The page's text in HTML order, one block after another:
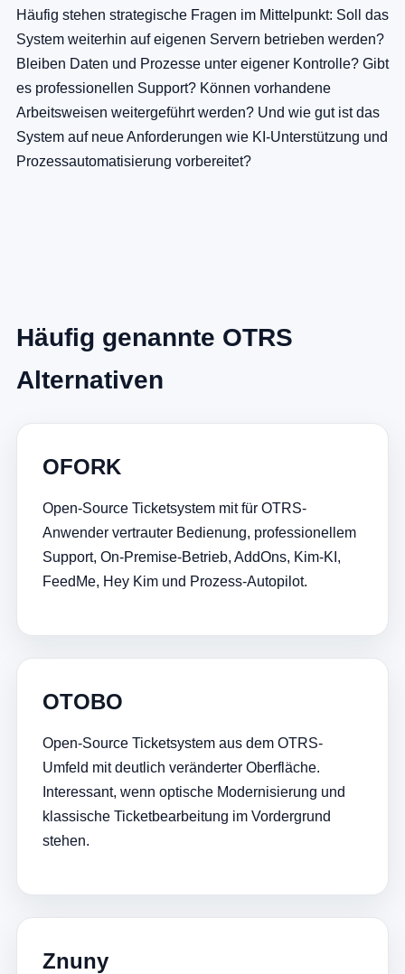
Häufig stehen strategische Fragen im Mittelpunkt: Soll das
System weiterhin auf eigenen Servern betrieben werden?
Bleiben Daten und Prozesse unter eigener Kontrolle? Gibt
es professionellen Support? Können vorhandene
Arbeitsweisen weitergeführt werden? Und wie gut ist das
System auf neue Anforderungen wie KI-Unterstützung und
Prozessautomatisierung vorbereitet?
Häufig genannte OTRS
Alternativen
OFORK
Open-Source Ticketsystem mit für OTRS-
Anwender vertrauter Bedienung, professionellem
Support, On-Premise-Betrieb, AddOns, Kim-KI,
FeedMe, Hey Kim und Prozess-Autopilot.
OTOBO
Open-Source Ticketsystem aus dem OTRS-
Umfeld mit deutlich veränderter Oberfläche.
Interessant, wenn optische Modernisierung und
klassische Ticketbearbeitung im Vordergrund
stehen.
Znuny